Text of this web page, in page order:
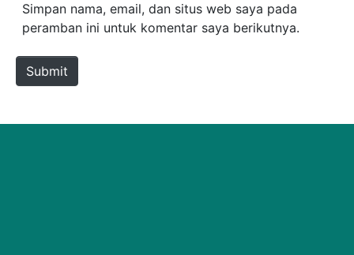
Simpan nama, email, dan situs web saya pada
peramban ini untuk komentar saya berikutnya.
Submit